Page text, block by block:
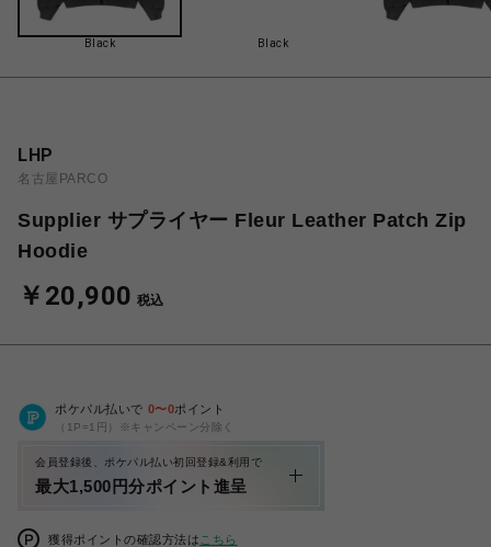
Black Black
LHP
名古屋PARCO
Supplier サプライヤー Fleur Leather Patch Zip
Hoodie
￥20,900 税込
ポケパル払いで 0〜0ポイント
（1P=1円）※キャンペーン分除く
会員登録後、ポケパル払い初回登録&利用で
最大1,500円分ポイント進呈
獲得ポイントの確認方法は こちら